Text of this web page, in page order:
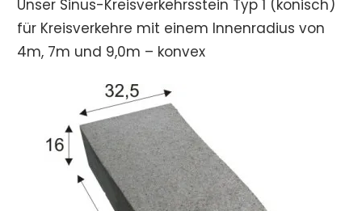
Unser Sinus-Kreisverkehrsstein Typ 1 (konisch)
für Kreisverkehre mit einem Innenradius von
4m, 7m und 9,0m – konvex